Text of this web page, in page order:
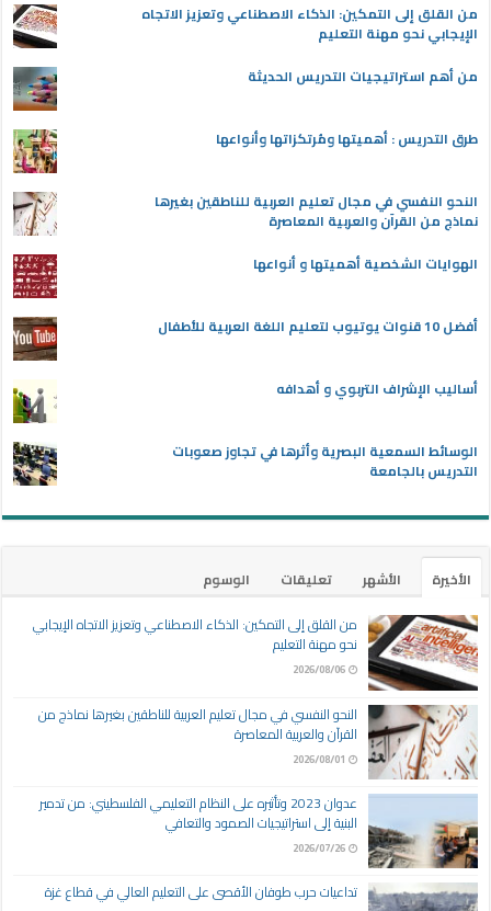
من القلق إلى التمكين: الذكاء الاصطناعي وتعزيز الاتجاه
الإيجابي نحو مهنة التعليم
من أهم استراتيجيات التدريس الحديثة
طرق التدريس : أهميتها ومُرتكزاتها وأنواعها
النحو النفسي في مجال تعليم العربية للناطقين بغيرها
نماذج من القرآن والعربية المعاصرة
الهوايات الشخصية أهميتها و أنواعها
أفضل 10 قنوات يوتيوب لتعليم اللغة العربية للأطفال
أساليب الإشراف التربوي و أهدافه
الوسائط السمعية البصرية وأثرها في تجاوز صعوبات
التدريس بالجامعة
الأخيرة الأشهر تعليقات
الوسوم
من القلق إلى التمكين: الذكاء الاصطناعي وتعزيز الاتجاه الإيجابي
نحو مهنة التعليم
2026/08/06
النحو النفسي في مجال تعليم العربية للناطقين بغيرها نماذج من
القرآن والعربية المعاصرة
2026/08/01
عدوان 2023 وتأثيره على النظام التعليمي الفلسطيني: من تدمير
البنية إلى استراتيجيات الصمود والتعافي
2026/07/26
تداعيات حرب طوفان الأقصى على التعليم العالي في قطاع غزة